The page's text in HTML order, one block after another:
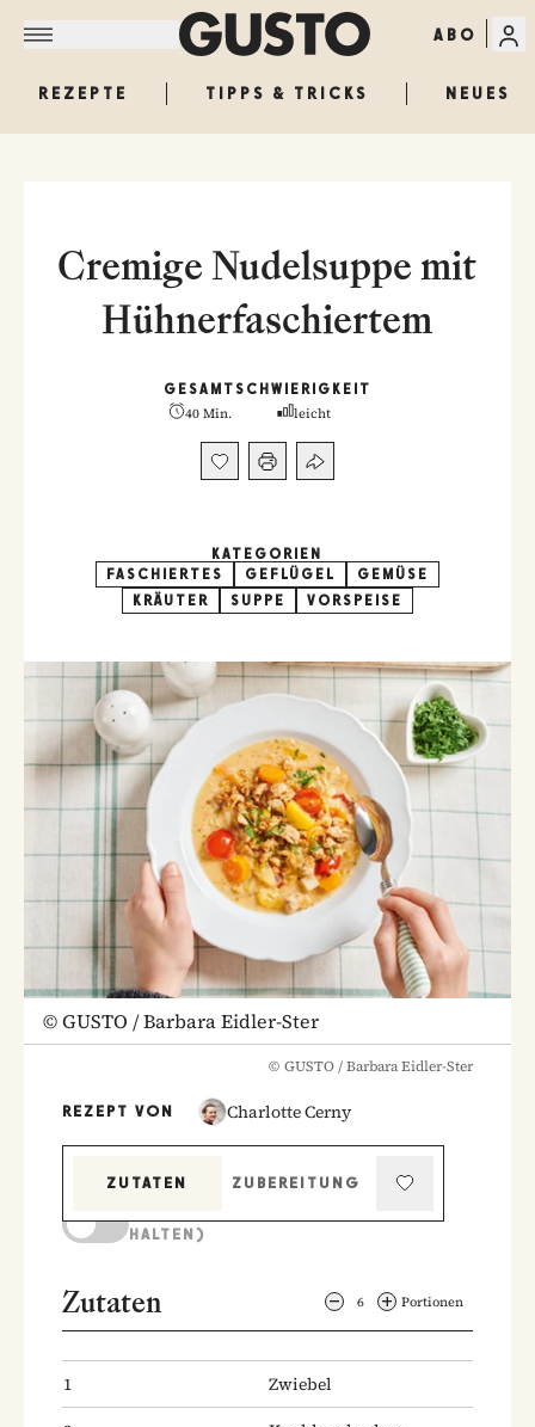
ABO
REZEPTE TIPPS & TRICKS NEUES
Cremige Nudelsuppe mit
Hühnerfaschiertem
GESAMT
40 Min.
SCHWIERIGKEIT
leicht
KATEGORIEN
FASCHIERTES
GEFLÜGEL
GEMÜSE
KRÄUTER
SUPPE VORSPEISE
©GUSTO / Barbara Eidler-Ster
© GUSTO / Barbara Eidler-Ster
REZEPT VON Charlotte Cerny
ZUTATEN
ZUBEREITUNG
HALTEN)
Zutaten 6 Portionen
1
Zwiebel